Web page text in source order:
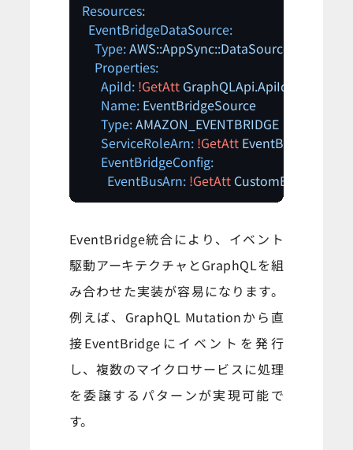
Resources:
EventBridgeDataSource:
Type:AWS::AppSync::DataSource
Properties:
ApiId: !GetAtt GraphQLApi.ApiId
Name: EventBridgeSource
Type:AMAZON_EVENTBRIDGE
ServiceRoleArn: !GetAtt
EventBridgeConfig:
EventBusArn: !GetAtt
EventBridge統合により、イベント
駆動アーキテクチャとGraphQLを組
み合わせた実装が容易になります。
例えば、GraphQL Mutationから直
接EventBridgeにイベントを発行
し、複数のマイクロサービスに処理
を委譲するパターンが実現可能で
す。